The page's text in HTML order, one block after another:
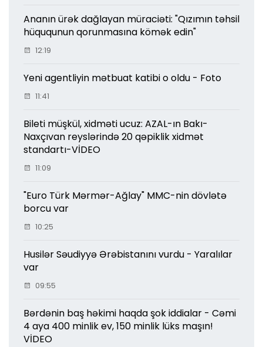
Ananın ürək dağlayan müraciəti: "Qızımın təhsil
hüququnun qorunmasına kömək edin"
12:19
Yeni agentliyin mətbuat katibi o oldu - Foto
11:41
Bileti müşkül, xidməti ucuz: AZAL-ın Bakı-
Naxçıvan reyslərində 20 qəpiklik xidmət
standartı-VİDEO
11:09
"Euro Türk Mərmər-Ağlay" MMC-nin dövlətə
borcu var
10:25
Husilər Səudiyyə Ərəbistanını vurdu - Yaralılar
var
09:55
Bərdənin baş həkimi haqda şok iddialar - Cəmi
4 aya 400 minlik ev, 150 minlik lüks maşın!
VİDEO